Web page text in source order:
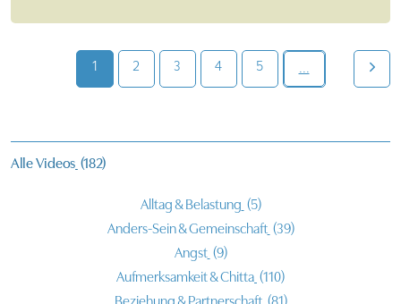
1 2 3 4 5
Alle Videos (182)
Alltag & Belastung (5)
Anders-Sein & Gemeinschaft (39)
Angst (9)
Aufmerksamkeit & Chitta (110)